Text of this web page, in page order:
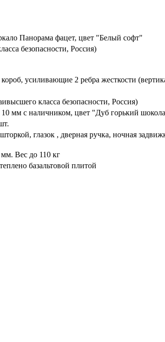
Панорама фацет, цвет "Белый софт"
безопасности, Россия)
усиливающие 2 ребра жесткости
класса безопасности, Россия)
10 мм с наличником, цвет "Дуб горький
глазок , дверная ручка, ночная
Вес до 110 кг
базальтовой плитой